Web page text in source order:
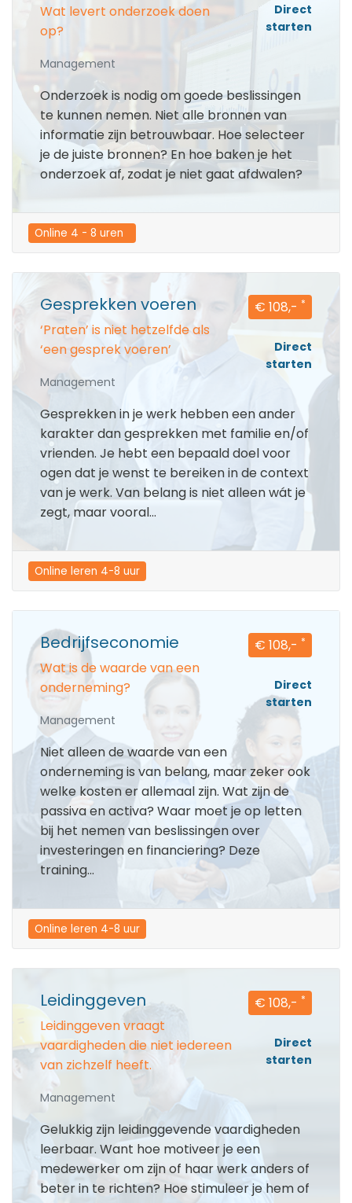
Wat levert onderzoek doen
op?
Management
Direct
starten
Onderzoek is nodig om goede beslissingen
te kunnen nemen. Niet alle bronnen van
informatie zijn betrouwbaar. Hoe selecteer
je de juiste bronnen? En hoe baken je het
onderzoek af, zodat je niet gaat afdwalen?
Online 4 - 8 uren
Gesprekken voeren
‘Praten’ is niet hetzelfde als
‘een gesprek voeren’
Management
€ 108,- *
Direct
starten
Gesprekken in je werk hebben een ander
karakter dan gesprekken met familie en/of
vrienden. Je hebt een bepaald doel voor
ogen dat je wenst te bereiken in de context
van je werk. Van belang is niet alleen wát je
zegt, maar vooral...
Online leren 4-8 uur
Bedrijfseconomie
Wat is de waarde van een
onderneming?
Management
€ 108,- *
Direct
starten
Niet alleen de waarde van een
onderneming is van belang, maar zeker ook
welke kosten er allemaal zijn. Wat zijn de
passiva en activa? Waar moet je op letten
bij het nemen van beslissingen over
investeringen en financiering? Deze
training...
Online leren 4-8 uur
Leidinggeven
Leidinggeven vraagt
vaardigheden die niet iedereen
van zichzelf heeft.
Management
€ 108,- *
Direct
starten
Gelukkig zijn leidinggevende vaardigheden
leerbaar. Want hoe motiveer je een
medewerker om zijn of haar werk anders of
beter in te richten? Hoe stimuleer je hem of